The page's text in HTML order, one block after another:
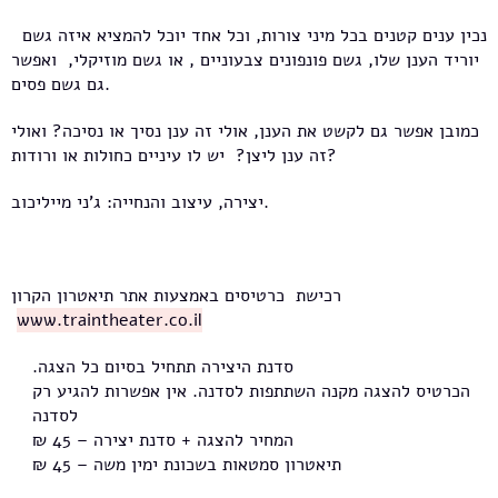
יוריד הענן שלו, גשם פונפונים צבעוניים , או גשם מוזיקלי, ואפשר
גם גשם פסים.
כמובן אפשר גם לקשט את הענן, אולי זה ענן נסיך או נסיכה? ואולי
זה ענן ליצן? יש לו עיניים כחולות או ורודות?
יצירה, עיצוב והנחייה: ג'ני מייליכוב.
רכישת כרטיסים באמצעות אתר תיאטרון הקרון
www.traintheater.co.il
סדנת היצירה תתחיל בסיום כל הצגה.
הכרטיס להצגה מקנה השתתפות לסדנה. אין אפשרות להגיע רק
לסדנה
המחיר להצגה + סדנת יצירה – 45 ₪
תיאטרון סמטאות בשכונת ימין משה – 45 ₪